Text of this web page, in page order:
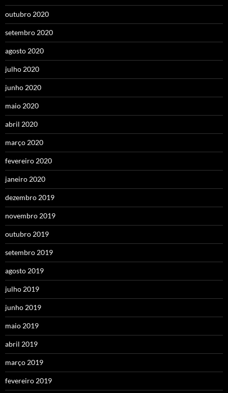
outubro 2020
setembro 2020
agosto 2020
julho 2020
junho 2020
maio 2020
abril 2020
março 2020
fevereiro 2020
janeiro 2020
dezembro 2019
novembro 2019
outubro 2019
setembro 2019
agosto 2019
julho 2019
junho 2019
maio 2019
abril 2019
março 2019
fevereiro 2019